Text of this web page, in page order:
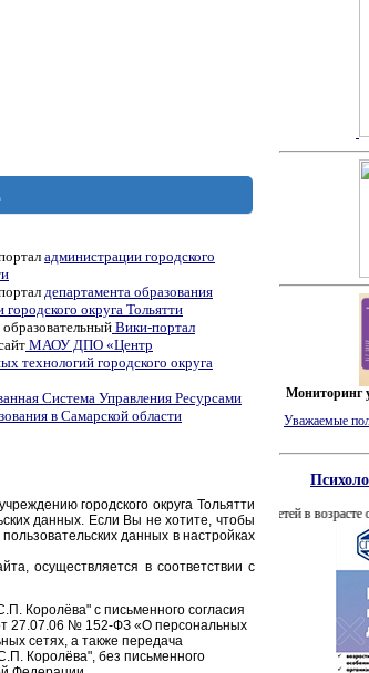
администрации городского
департамента образования
округа Тольятти
Вики-портал
МАОУ ДПО «Центр
технологий городского округа
Система Управления Ресурсами
в Самарской области
городского округа Тольятти
данных. Если Вы не хотите, чтобы
данных в настройках
осуществляется в соответствии с
Королёва" с письменного согласия
27.07.06 № 152-ФЗ «О персональных
сетях, а также передача
Королёва", без письменного
Мониторинг
Уважаемые
и образования их детей в возрасте от 0 до 18 лет,